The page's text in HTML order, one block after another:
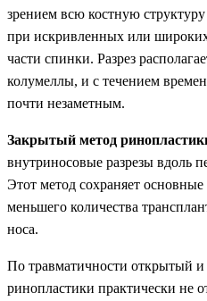
зрением всю костную
при искривленных или
части спинки. Разрез
колумеллы, и с течением
почти незаметным.
Закрытый метод
внутриносовые разрезы вдоль
Этот метод сохраняет основные
меньшего количества
носа.
По травматичности открытый
ринопластики практически не